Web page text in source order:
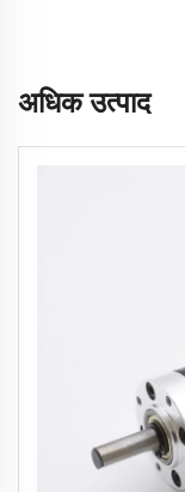
अधिक उत्पाद